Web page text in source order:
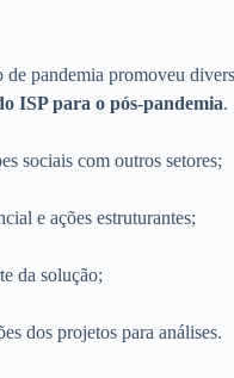
pandemia promoveu
ISP para o pós-pandemia.
sociais com outros setores;
e ações estruturantes;
da solução;
dos projetos para análises.